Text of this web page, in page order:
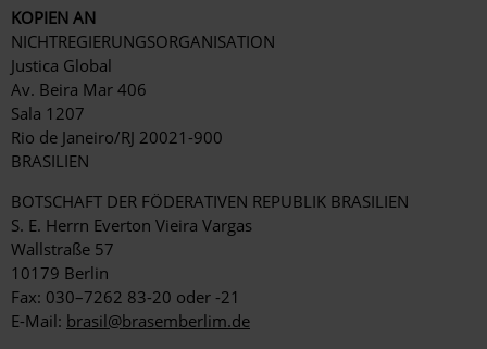
KOPIEN AN
NICHTREGIERUNGSORGANISATION
Justica Global
Av. Beira Mar 406
Sala 1207
Rio de Janeiro/RJ 20021-900
BRASILIEN
BOTSCHAFT DER FÖDERATIVEN REPUBLIK BRASILIEN
S. E. Herrn Everton Vieira Vargas
Wallstraße 57
10179 Berlin
Fax: 030–7262 83-20 oder -21
E-Mail: brasil@brasemberlim.de